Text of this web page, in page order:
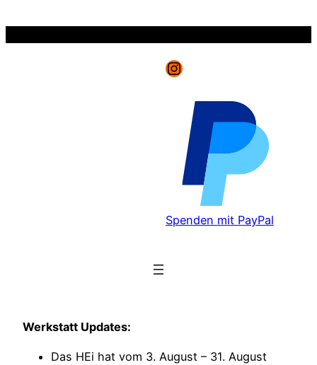
Instagram
Spenden mit PayPal
Werkstatt Updates:
Das HEi hat vom 3. August – 31. August